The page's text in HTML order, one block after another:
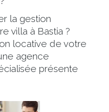
la gestion
villa à Bastia ?
locative de votre
agence
présente